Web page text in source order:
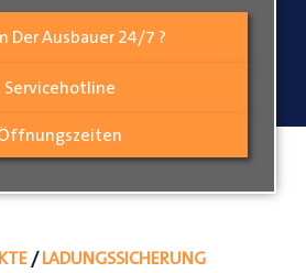
Der Ausbauer 24/7 ?
Servicehotline
/LADUNGSSICHERUNG